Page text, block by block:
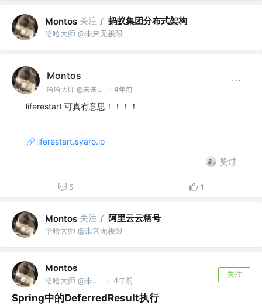
Montos 关注了 蚂蚁集团分布式架构
哈哈大师 @未来无极限
Montos
哈哈大师 @未来无极限 · 4年前
liferestart 可真有意思！！！！
liferestart.syaro.io
赞过
5 1
Montos 关注了 阿里云云栖号
哈哈大师 @未来无极限
Montos
哈哈大师 @未来无极限 · 4年前
关注
Spring中的DeferredResult执行